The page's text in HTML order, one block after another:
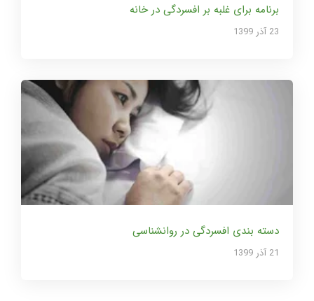
برنامه برای غلبه بر افسردگی در خانه
23 آذر 1399
دسته بندی افسردگی در روانشناسی
21 آذر 1399